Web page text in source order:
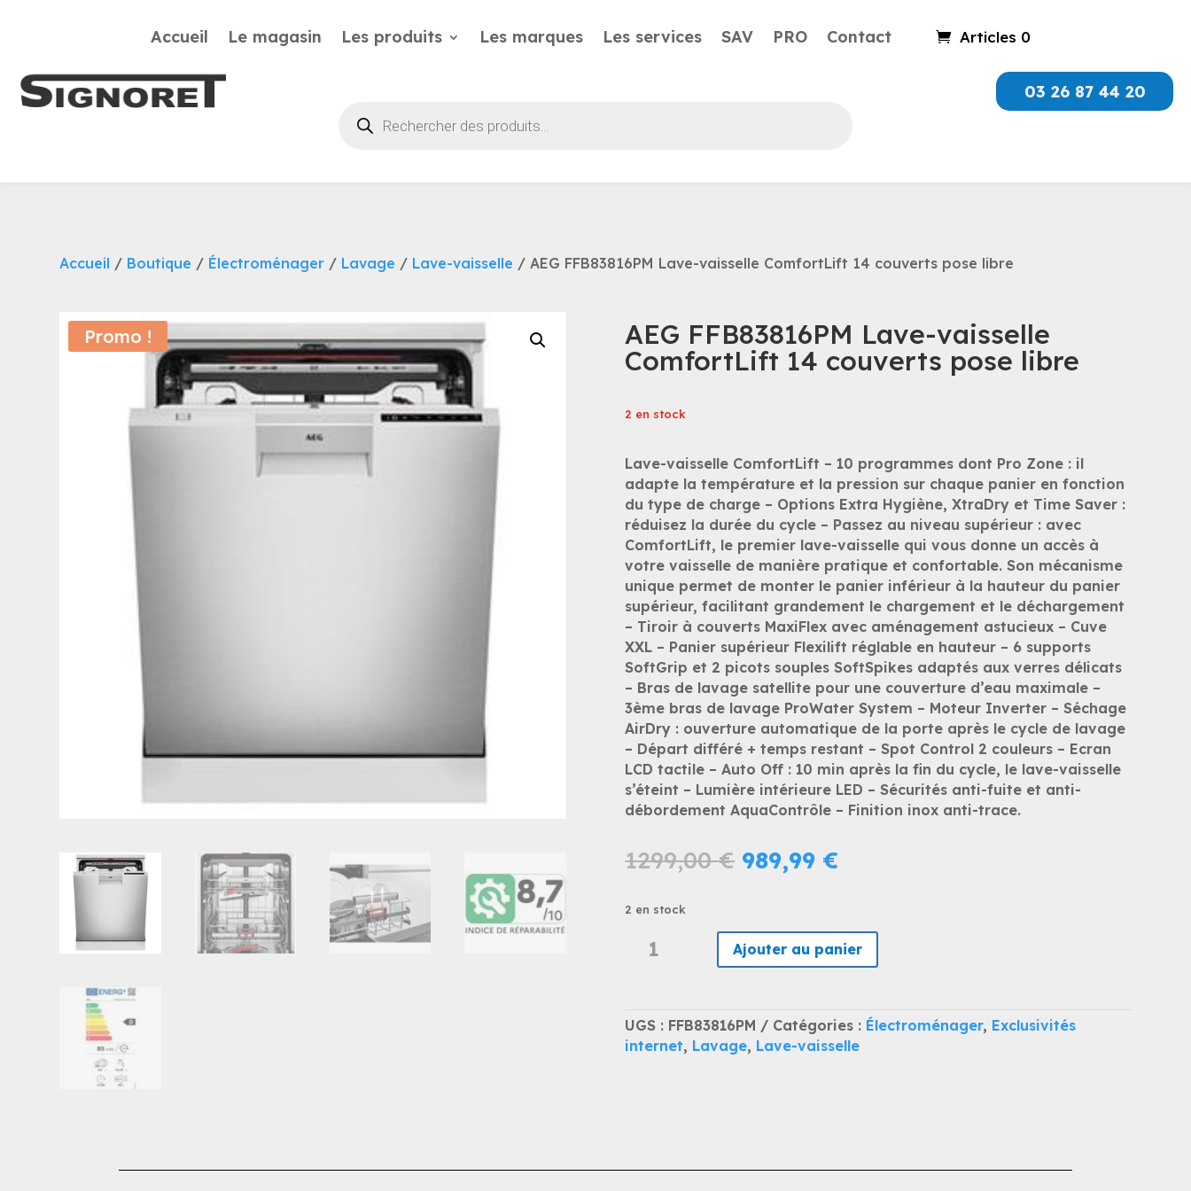
03 26 87 44 20
Accueil Le magasin Les produits Les marques Les services SAV PRO Contact Articles 0
produits
Accueil / Boutique / Électroménager / Lavage / Lave-vaisselle / AEG FFB83816PM Lave-vaisselle ComfortLift 14 couverts pose libre
Promo ! AEG FFB83816PM Lave-vaisselle
ComfortLift 14 couverts pose libre
2 en stock
Lave-vaisselle ComfortLift – 10 programmes dont Pro Zone : il
adapte la température et la pression sur chaque panier en fonction
du type de charge – Options Extra Hygiène, XtraDry et Time Saver :
réduisez la durée du cycle – Passez au niveau supérieur : avec
ComfortLift, le premier lave-vaisselle qui vous donne un accès à
votre vaisselle de manière pratique et confortable. Son mécanisme
unique permet de monter le panier inférieur à la hauteur du panier
supérieur, facilitant grandement le chargement et le déchargement
– Tiroir à couverts MaxiFlex avec aménagement astucieux – Cuve
XXL – Panier supérieur Flexilift réglable en hauteur – 6 supports
SoftGrip et 2 picots souples SoftSpikes adaptés aux verres délicats
– Bras de lavage satellite pour une couverture d’eau maximale –
3ème bras de lavage ProWater System – Moteur Inverter – Séchage
AirDry : ouverture automatique de la porte après le cycle de lavage
– Départ différé + temps restant – Spot Control 2 couleurs – Ecran
LCD tactile – Auto Off : 10 min après la fin du cycle, le lave-vaisselle
s’éteint – Lumière intérieure LED – Sécurités anti-fuite et anti-
débordement AquaContrôle – Finition inox anti-trace.
1299,00€ Le
prix
1299,00 €.
989,99 €Le
989,99 €.
2 en stock
vaisselle
ComfortLift
Ajouter au panier
UGS : FFB83816PM Catégories : Électroménager, Exclusivités
internet, Lavage, Lave-vaisselle